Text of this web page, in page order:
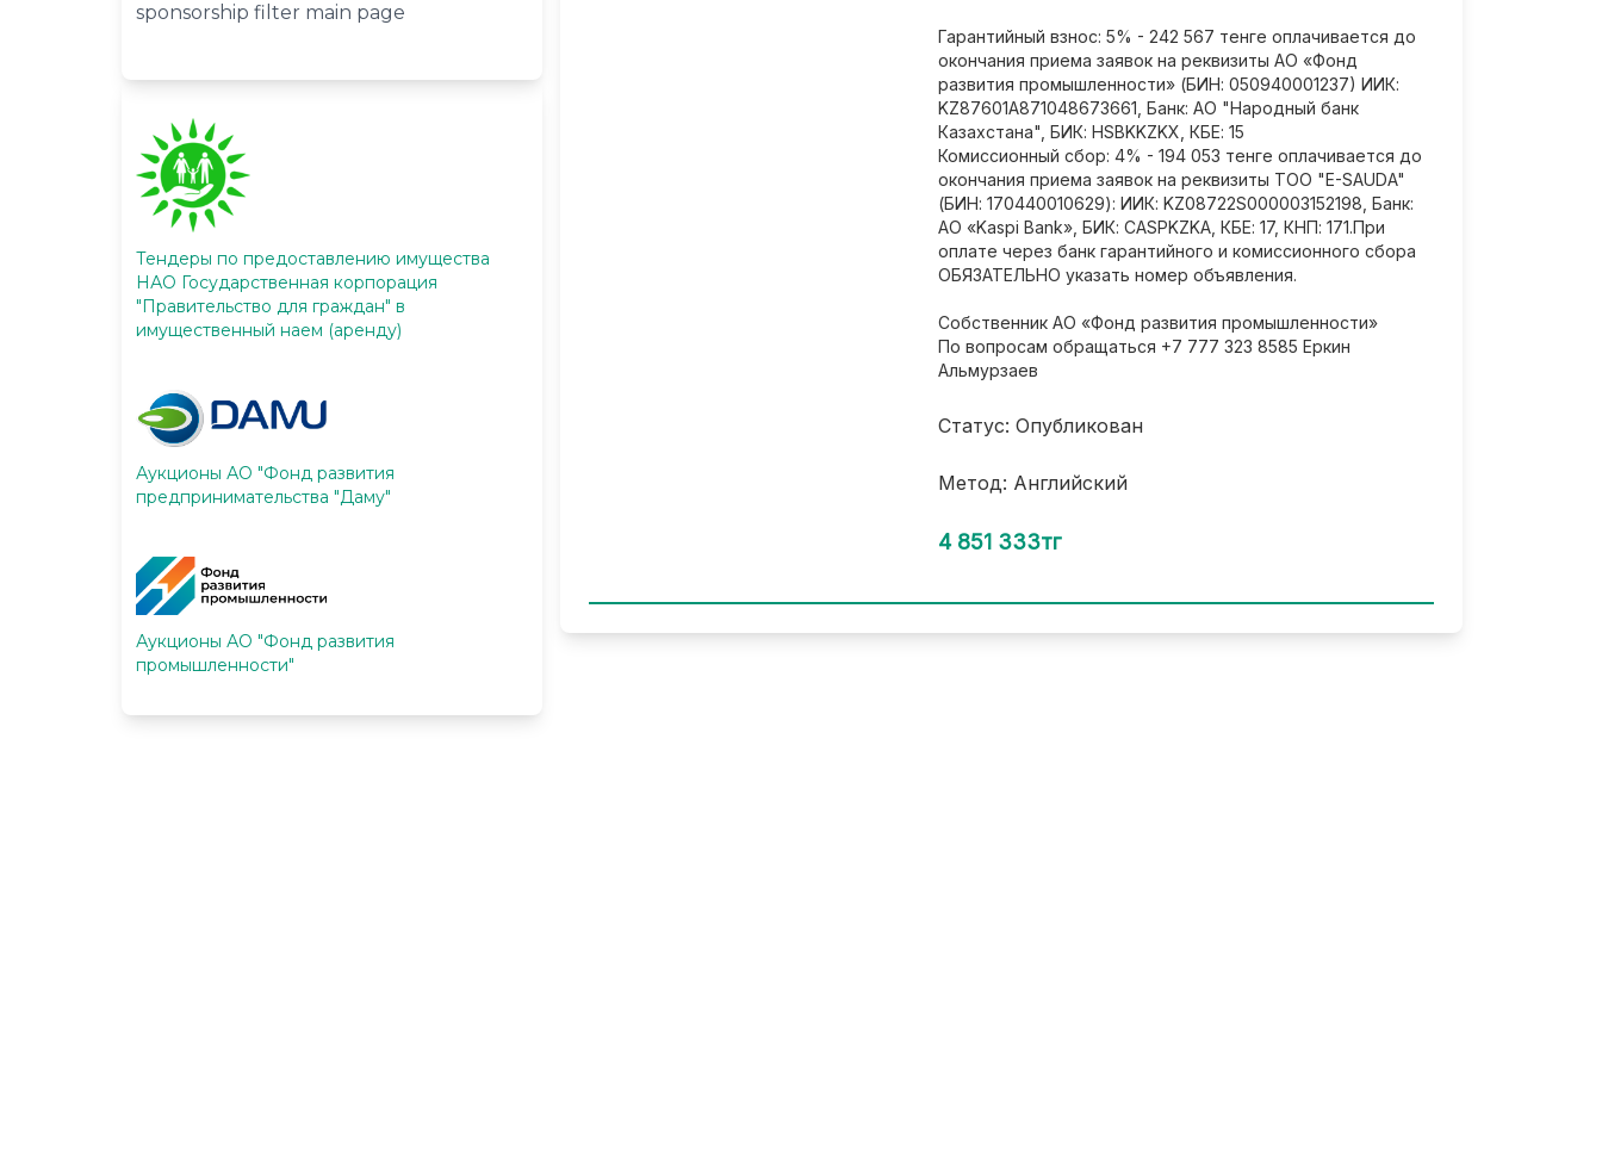
sponsorship filter main page
Тендеры по предоставлению имущества
НАО Государственная корпорация
"Правительство для граждан" в
имущественный наем (аренду)
Аукционы АО "Фонд развития
предпринимательства "Даму"
Аукционы АО "Фонд развития
промышленности"
Гарантийный взнос: 5% - 242 567 тенге оплачивается до
окончания приема заявок на реквизиты АО «Фонд
развития промышленности» (БИН: 050940001237) ИИК:
KZ87601A871048673661, Банк: АО "Народный банк
Казахстана", БИК: HSBKKZKX, КБЕ: 15
Комиссионный сбор: 4% - 194 053 тенге оплачивается до
окончания приема заявок на реквизиты ТОО "E-SAUDA"
(БИН: 170440010629): ИИК: KZ08722S000003152198, Банк:
АО «Kaspi Bank», БИК: CASPKZKA, КБЕ: 17, КНП: 171.При
оплате через банк гарантийного и комиссионного сбора
ОБЯЗАТЕЛЬНО указать номер объявления.
Собственник АО «Фонд развития промышленности»
По вопросам обращаться +7 777 323 8585 Еркин
Альмурзаев
Статус: Опубликован
Метод: Английский
4 851 333тг